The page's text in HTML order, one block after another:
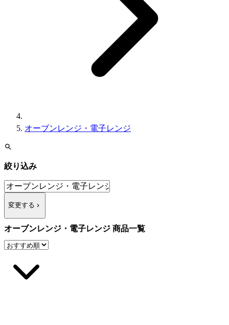
オーブンレンジ・電子レンジ
絞り込み
変更する
オーブンレンジ・電子レンジ 商品一覧